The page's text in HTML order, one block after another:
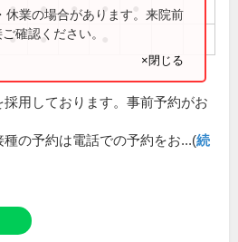
● ● ● ●
● ●
休業の場合があります。来院前
確認ください。
×閉じる
採用しております。事前予約がお
の予約は電話での予約をお...(続